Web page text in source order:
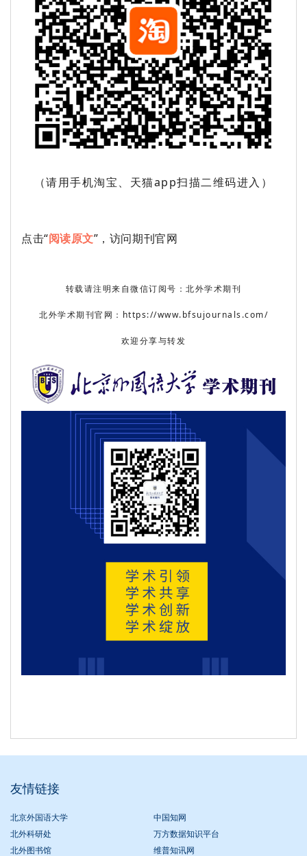
（请用手机淘宝、天猫app扫描二维码进入）
点击“阅读原文”，访问期刊官网
转载请注明来自微信订阅号：北外学术期刊
北外学术期刊官网：https://www.bfsujournals.com/
欢迎分享与转发
友情链接
北京外国语大学
中国知网
北外科研处
万方数据知识平台
北外图书馆
维普知讯网